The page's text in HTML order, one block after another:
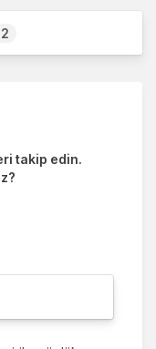
2
takip edin.